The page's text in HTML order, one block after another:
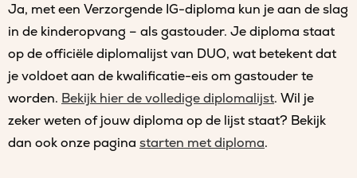
Ja, met een Verzorgende IG-diploma kun je aan de slag
in de kinderopvang – als gastouder. Je diploma staat
op de officiële diplomalijst van DUO, wat betekent dat
je voldoet aan de kwalificatie-eis om gastouder te
worden. Bekijk hier de volledige diplomalijst. Wil je
zeker weten of jouw diploma op de lijst staat? Bekijk
dan ook onze pagina starten met diploma.